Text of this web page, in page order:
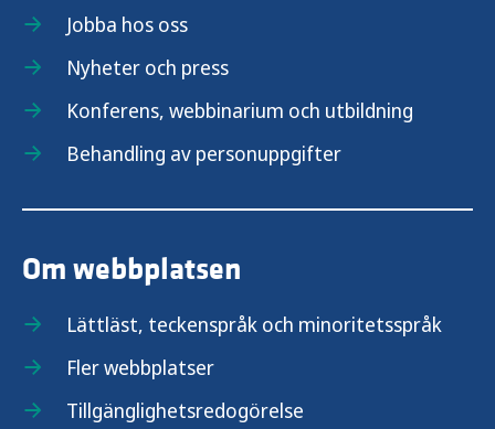
Jobba hos oss
Nyheter och press
Konferens, webbinarium och utbildning
Behandling av personuppgifter
Om webbplatsen
Lättläst, teckenspråk och minoritetsspråk
Fler webbplatser
Tillgänglighetsredogörelse